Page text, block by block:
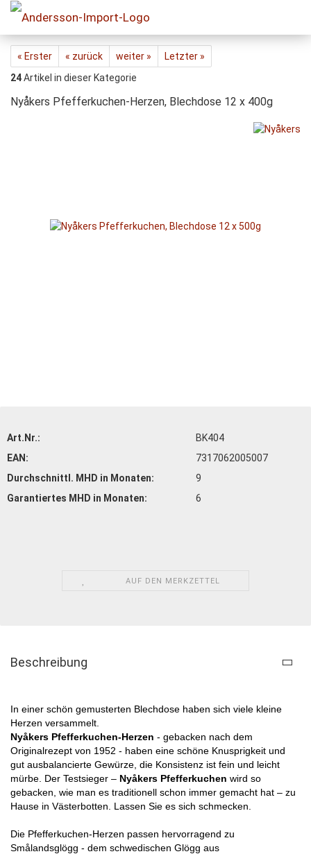
« Erster « zurück weiter »
Letzter »
24Artikel in dieser Kategorie
Nyåkers Pfefferkuchen-Herzen, Blechdose 12 x 400g
Art.Nr.:
BK404
EAN:
7317062005007
Durchschnittl. MHD in Monaten:
9
Garantiertes MHD in Monaten:
6
AUF DEN MERKZETTEL
Beschreibung
In einer schön gemusterten Blechdose haben sich viele kleine
Herzen versammelt.
Nyåkers Pfefferkuchen-Herzen - gebacken nach dem
Originalrezept von 1952 - haben eine schöne Knusprigkeit und
gut ausbalancierte Gewürze, die Konsistenz ist fein und leicht
mürbe. Der Testsieger – Nyåkers Pfefferkuchen wird so
gebacken, wie man es traditionell schon immer gemacht hat – zu
Hause in Västerbotten. Lassen Sie es sich schmecken.
Die Pfefferkuchen-Herzen passen hervorragend zu
Smålandsglögg - dem schwedischen Glögg aus